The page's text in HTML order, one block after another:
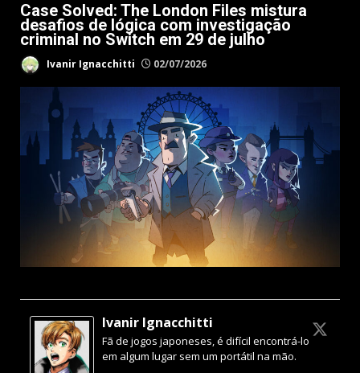
Case Solved: The London Files mistura
desafios de lógica com investigação
criminal no Switch em 29 de julho
Ivanir Ignacchitti 02/07/2026
Ivanir Ignacchitti
Fã de jogos japoneses, é difícil encontrá-lo
em algum lugar sem um portátil na mão.